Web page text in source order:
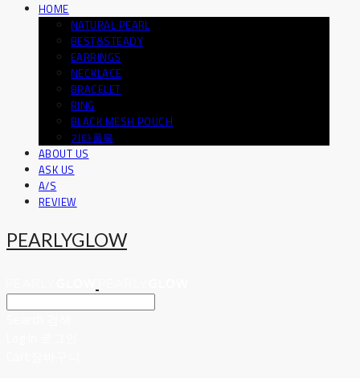
HOME
NATURAL PEARL
BEST&STEADY
EARRINGS
NECKLACE
BRACELET
RING
BLACK MESH POUCH
기타품목
ABOUT US
ASK US
A/S
REVIEW
PEARLYGLOW